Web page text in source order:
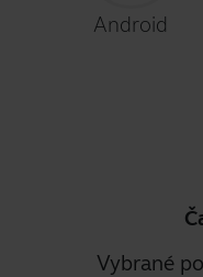
Android
Vybrané